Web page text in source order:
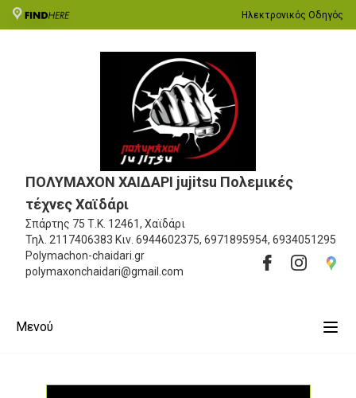
Ηλεκτρονικός Οδηγός
ΠΟΛΥΜΑΧΟΝ ΧΑΙΔΑΡΙ jujitsu Πολεμικές
τέχνες Χαϊδάρι
Σπάρτης 75 Τ.Κ. 12461, Χαϊδάρι
Τηλ. 2117406383 Κιν. 6944602375, 6971895954, 6934051295
Polymachon-chaidari.gr
polymaxonchaidari@gmail.com
Μενού